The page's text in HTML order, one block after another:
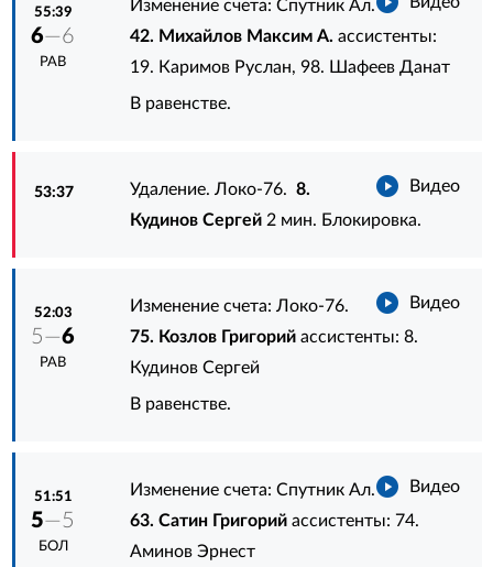
55:39
6—6
РАВ
Изменение счета: Спутник Ал.
42. Михайлов Максим А. ассистенты:
19. Каримов Руслан,98. Шафеев Данат
В равенстве.
53:37 Видео
Удаление. Локо-76.8.
Кудинов Сергей 2 мин. Блокировка.
52:03
5—6
РАВ
Видео
Изменение счета: Локо-76.
75. Козлов Григорий ассистенты:8.
Кудинов Сергей
В равенстве.
51:51
5—5
БОЛ
Видео
Изменение счета: Спутник Ал.
63. Сатин Григорий ассистенты: 74.
Аминов Эрнест